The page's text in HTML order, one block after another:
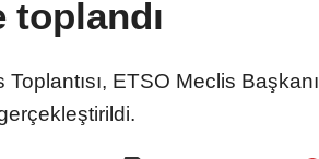
ETSO Meclis Başkanı